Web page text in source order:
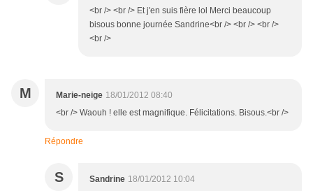
<br /> <br /> Et j'en suis fière lol Merci beaucoup
bisous bonne journée Sandrine<br /> <br /> <br />
<br />
M Marie-neige 18/01/2012 08:40
<br /> Waouh ! elle est magnifique. Félicitations. Bisous.<br />
Répondre
S Sandrine 18/01/2012 10:04